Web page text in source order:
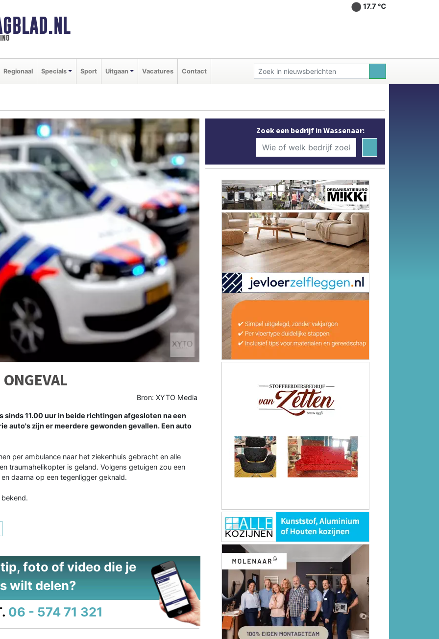
17.7 ℃
Regionaal Specials Sport Uitgaan Vacatures Contact
Bron: XYTO Media
sinds 11.00 uur in beide richtingen afgesloten na een
auto's zijn er meerdere gewonden gevallen. Een auto
per ambulance naar het ziekenhuis gebracht en alle
traumahelikopter is geland. Volgens getuigen zou een
daarna op een tegenligger geknald.
foto of video die je
wilt delen?
06 - 574 71 321
Zoek een bedrijf in Wassenaar: